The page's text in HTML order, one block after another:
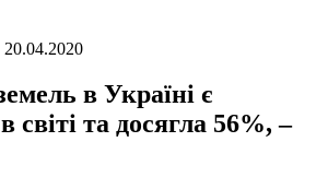
20.04.2020
в Україні є
та досягла 56%, –